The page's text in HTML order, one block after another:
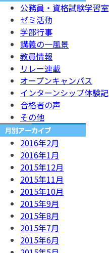
公務員・資格試験学習室
ゼミ活動
学部行事
講義の一風景
教員情報
リレー連載
オープンキャンパス
インターンシップ体験記
合格者の声
その他
2016年2月
2016年1月
2015年12月
2015年11月
2015年10月
2015年9月
2015年8月
2015年7月
2015年6月